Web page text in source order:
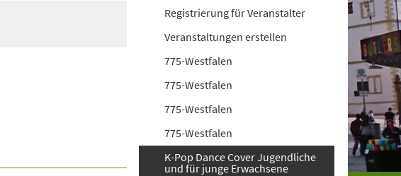
Registrierung für Veranstalter
Veranstaltungen erstellen
775-Westfalen
775-Westfalen
775-Westfalen
775-Westfalen
K-Pop Dance Cover Jugendliche
und für junge Erwachsene